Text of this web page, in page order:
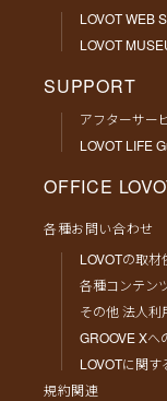
LOVOT WEB
LOVOT
SUPPORT
アフターサー
LOVOT LIFE
OFFICE
各種お問い合わせ
LOVOTの取材
各種コンテン
その他 法人利
GROOVE Xへ
LOVOTに関す
規約関連